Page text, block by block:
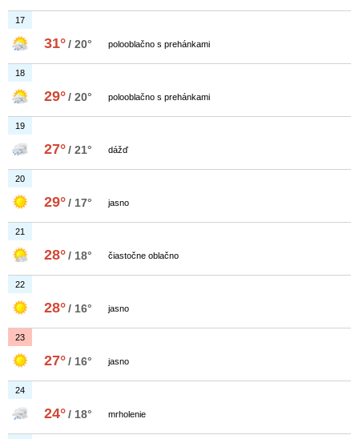
17
31°/ 20° polooblačno s prehánkami
18
29°/ 20° polooblačno s prehánkami
19
27°/ 21° dážď
20
29°/ 17° jasno
21
28°/ 18° čiastočne oblačno
22
28°/ 16° jasno
23
27°/ 16° jasno
24
24°/ 18° mrholenie